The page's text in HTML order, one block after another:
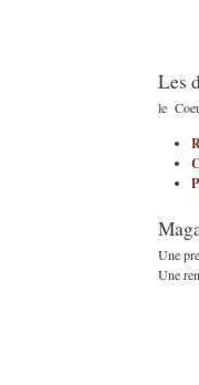
Les
le
Une
Une